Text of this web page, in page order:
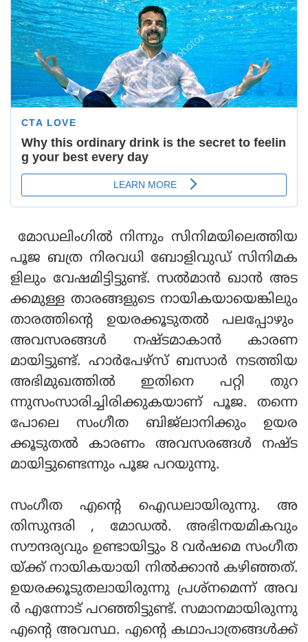
മോഡലിംഗില്‍ നിന്നും സിനിമയിലെത്തിയ
പൂജ ബത്ര നിരവധി ബോളിവുഡ് സിനിമക
ളിലും വേഷമിട്ടിട്ടുണ്ട്. സല്‍മാന്‍ ഖാന്‍ അട
ക്കമുള്ള താരങ്ങളുടെ നായികയായെങ്കിലും
താരത്തിന്റെ ഉയരക്കൂടുതല്‍ പലപ്പോഴും
അവസരങ്ങള്‍ നഷ്ടമാകാന്‍ കാരണ
മായിട്ടുണ്ട്. ഹാര്‍പേഴ്‌സ് ബസാര്‍ നടത്തിയ
അഭിമുഖത്തില്‍ ഇതിനെ പറ്റി തുറ
ന്നുസംസാരിച്ചിരിക്കുകയാണ് പൂജ. തന്നെ
പോലെ സംഗീത ബിജ്‌ലാനിക്കും ഉയര
ക്കൂടുതല്‍ കാരണം അവസരങ്ങള്‍ നഷ്ട
മായിട്ടുണ്ടെന്നും പൂജ പറയുന്നു.
സംഗീത എന്റെ ഐഡലായിരുന്നു. അ
തിസുന്ദരി , മോഡല്‍. അഭിനയമികവും
സൗന്ദര്യവും ഉണ്ടായിട്ടും 8 വര്‍ഷമെ സംഗീത
യ്ക്ക് നായികയായി നില്‍ക്കാന്‍ കഴിഞ്ഞത്.
ഉയരക്കൂടുതലായിരുന്നു പ്രശ്‌നമെന്ന് അവ
ര്‍ എന്നോട് പറഞ്ഞിട്ടുണ്ട്. സമാനമായിരുന്നു
എന്റെ അവസ്ഥ. എന്റെ കഥാപാത്രങ്ങള്‍ക്ക്